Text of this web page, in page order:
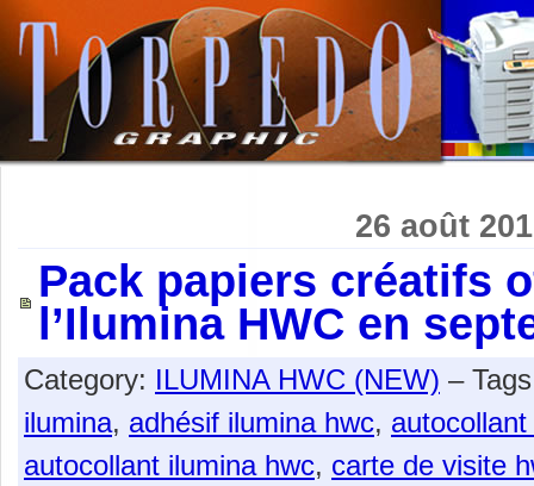
26 août
Pack papiers créatifs
l’Ilumina HWC en
Category: ILUMINA HWC (NEW) –
ilumina, adhésif ilumina hwc,
autocollant ilumina hwc, carte de visite